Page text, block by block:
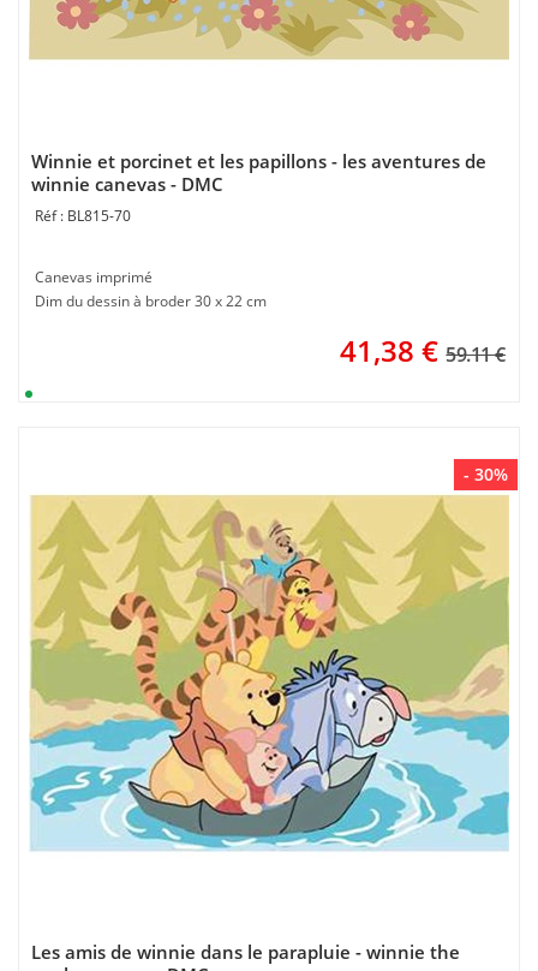
Winnie et porcinet et les papillons - les aventures de
winnie canevas - DMC
BL815-70
Canevas imprimé
Dim du dessin à broder 30 x 22 cm
41,38 € 59.11 €
- 30%
Les amis de winnie dans le parapluie - winnie the